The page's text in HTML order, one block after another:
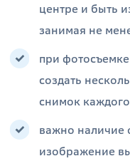
центре и быть
занимая не
при
создать
снимок
важно наличие
изображение